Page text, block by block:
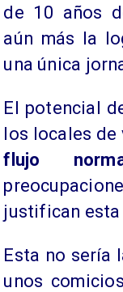
de 10 años
aún más la
una única
​El potencial
los locales de
flujo
justifican esta
​Esta no sería
unos